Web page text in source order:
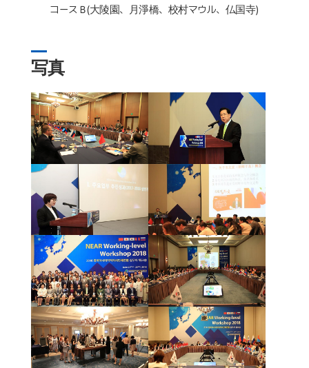
コースＢ(大陵園、月淨橋、校村マウル、仏国寺)
写真